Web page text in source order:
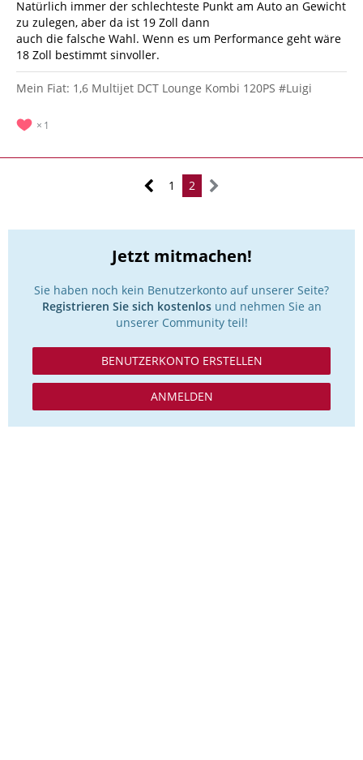
Natürlich immer der schlechteste Punkt am Auto an Gewicht
zu zulegen, aber da ist 19 Zoll dann
auch die falsche Wahl. Wenn es um Performance geht wäre
18 Zoll bestimmt sinvoller.
Mein Fiat: 1,6 Multijet DCT Lounge Kombi 120PS #Luigi
1
1 2
Jetzt mitmachen!
Sie haben noch kein Benutzerkonto auf unserer Seite?
Registrieren Sie sich kostenlosund nehmen Sie an
unserer Community teil!
BENUTZERKONTO ERSTELLEN
ANMELDEN